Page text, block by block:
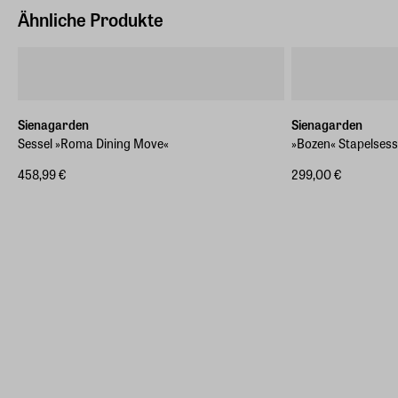
45 cm
Deutschland (EU)
Ähnliche Produkte
Sienagarden
Sessel »Roma Dining Move«
458,99 €
Sienagarden
»Bozen«
299,00 €